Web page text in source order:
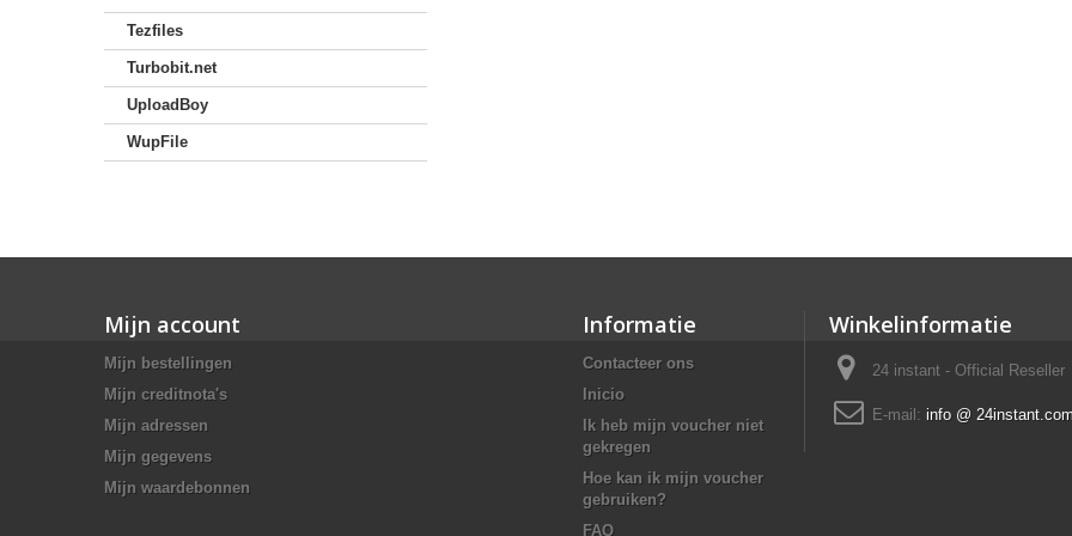
Tezfiles
Turbobit.net
UploadBoy
WupFile
Mijn account
Mijn bestellingen
Mijn creditnota's
Mijn adressen
Mijn gegevens
Mijn waardebonnen
Informatie
Contacteer ons
Inicio
Ik heb mijn voucher niet
gekregen
Hoe kan ik mijn voucher
gebruiken?
FAQ
Winkelinformatie
24 instant - Official Reseller
E-mail: info @